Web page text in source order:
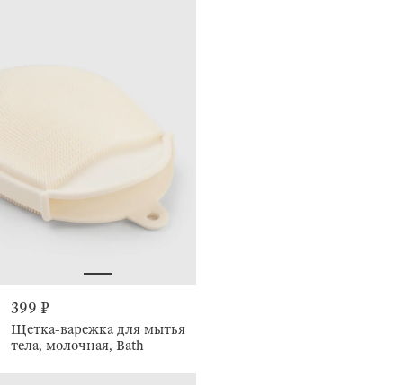
399 ₽
Щетка-варежка для мытья
тела, молочная, Bath